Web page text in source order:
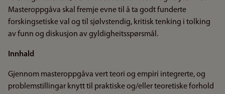
Masteroppgåva skal fremje evne til å ta godt funderte
forskingsetiske val og til sjølvstendig, kritisk tenking i tolking
av funn og diskusjon av gyldigheitsspørsmål.
Innhald
Gjennom masteroppgåva vert teori og empiri integrerte, og
problemstillingar knytt til praktiske og/eller teoretiske forhold